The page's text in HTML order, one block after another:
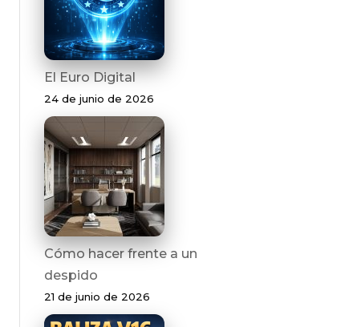
El Euro Digital
24 de junio de 2026
Cómo hacer frente a un
despido
21 de junio de 2026